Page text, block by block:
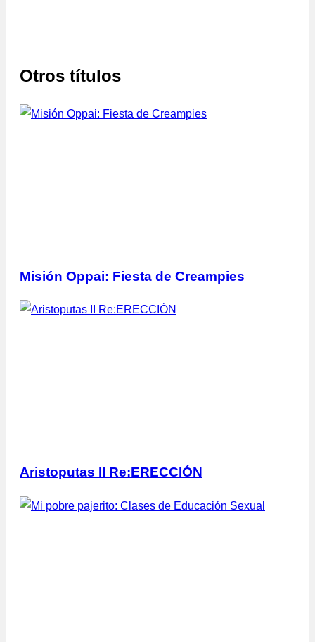
Otros títulos
Misión Oppai: Fiesta de Creampies
Aristoputas II Re:ERECCIÓN